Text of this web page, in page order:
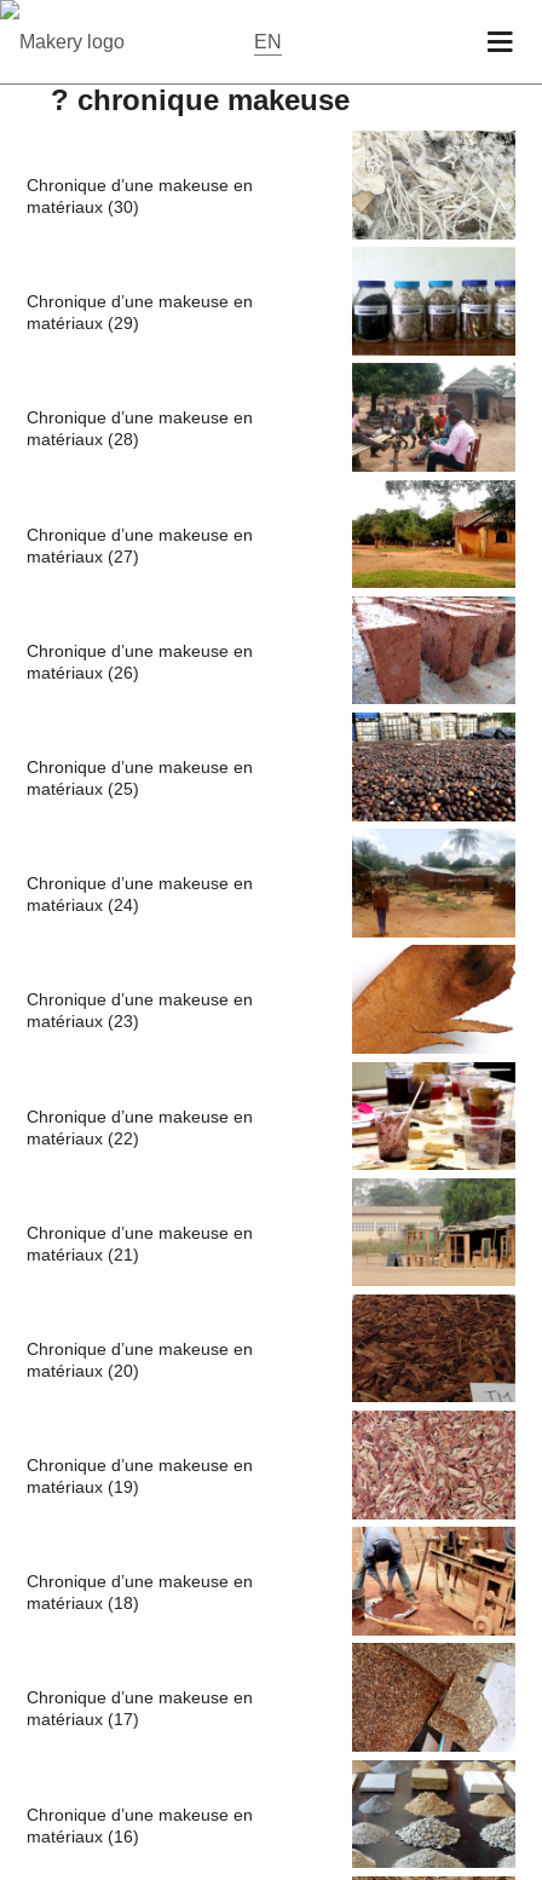
EN
? chronique makeuse
Chronique d’une makeuse en
matériaux (30)
Chronique d’une makeuse en
matériaux (29)
Chronique d’une makeuse en
matériaux (28)
Chronique d’une makeuse en
matériaux (27)
Chronique d’une makeuse en
matériaux (26)
Chronique d’une makeuse en
matériaux (25)
Chronique d’une makeuse en
matériaux (24)
Chronique d’une makeuse en
matériaux (23)
Chronique d’une makeuse en
matériaux (22)
Chronique d’une makeuse en
matériaux (21)
Chronique d’une makeuse en
matériaux (20)
Chronique d’une makeuse en
matériaux (19)
Chronique d’une makeuse en
matériaux (18)
Chronique d’une makeuse en
matériaux (17)
Chronique d’une makeuse en
matériaux (16)